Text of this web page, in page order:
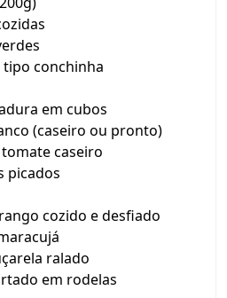
tipo conchinha
em cubos
(caseiro ou pronto)
caseiro
picados
cozido e desfiado
ralado
em rodelas